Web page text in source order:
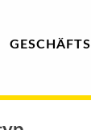
GESCHÄFTS­